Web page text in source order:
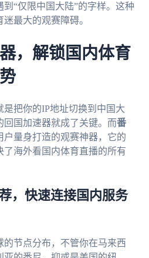
“仅限中国大陆”的字样。这种
最大的观赛障碍。
，解锁国内体育
把你的IP地址切换到中国大
回国加速器就成了关键。而番
户量身打造的观赛神器，它的
了海外看国内体育直播的所有
，快速连接国内服务
的节点分布，不管你在马来西